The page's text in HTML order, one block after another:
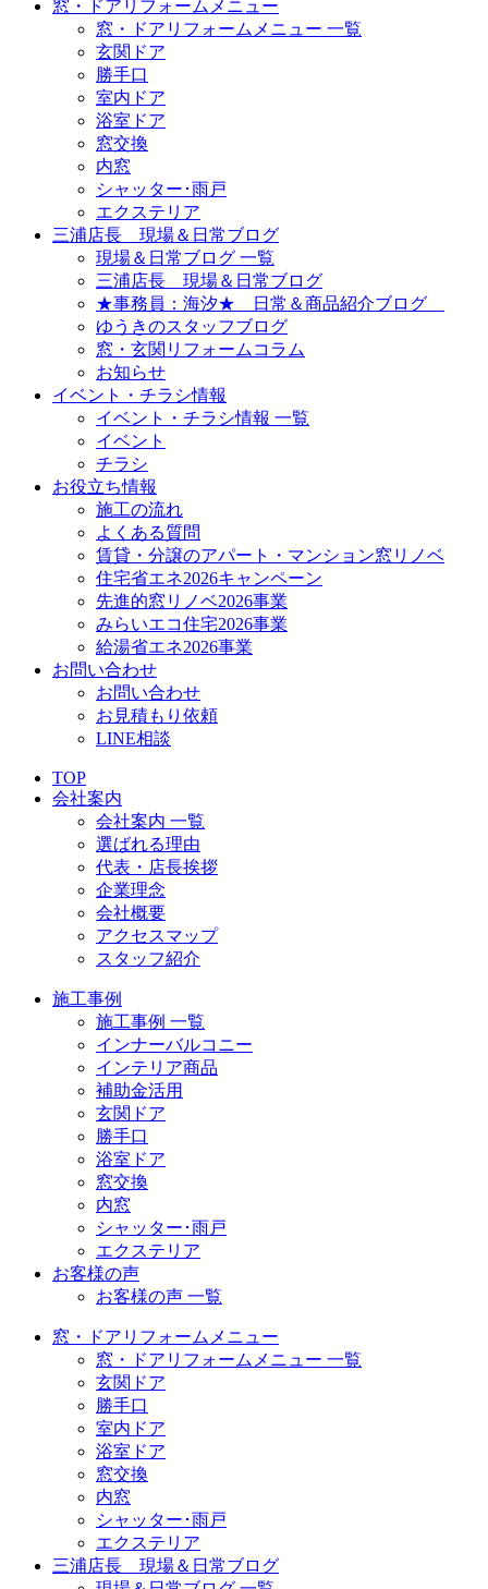
窓・ドアリフォームメニュー
窓・ドアリフォームメニュー 一覧
玄関ドア
勝手口
室内ドア
浴室ドア
窓交換
内窓
シャッター･雨戸
エクステリア
三浦店長 現場＆日常ブログ
現場＆日常ブログ 一覧
三浦店長 現場＆日常ブログ
★事務員：海汐★ 日常＆商品紹介ブログ
ゆうきのスタッフブログ
窓・玄関リフォームコラム
お知らせ
イベント・チラシ情報
イベント・チラシ情報 一覧
イベント
チラシ
お役立ち情報
施工の流れ
よくある質問
賃貸・分譲のアパート・マンション窓リノベ
住宅省エネ2026キャンペーン
先進的窓リノベ2026事業
みらいエコ住宅2026事業
給湯省エネ2026事業
お問い合わせ
お問い合わせ
お見積もり依頼
LINE相談
TOP
会社案内
会社案内 一覧
選ばれる理由
代表・店長挨拶
企業理念
会社概要
アクセスマップ
スタッフ紹介
施工事例
施工事例 一覧
インナーバルコニー
インテリア商品
補助金活用
玄関ドア
勝手口
浴室ドア
窓交換
内窓
シャッター･雨戸
エクステリア
お客様の声
お客様の声 一覧
窓・ドアリフォームメニュー
窓・ドアリフォームメニュー 一覧
玄関ドア
勝手口
室内ドア
浴室ドア
窓交換
内窓
シャッター･雨戸
エクステリア
三浦店長 現場＆日常ブログ